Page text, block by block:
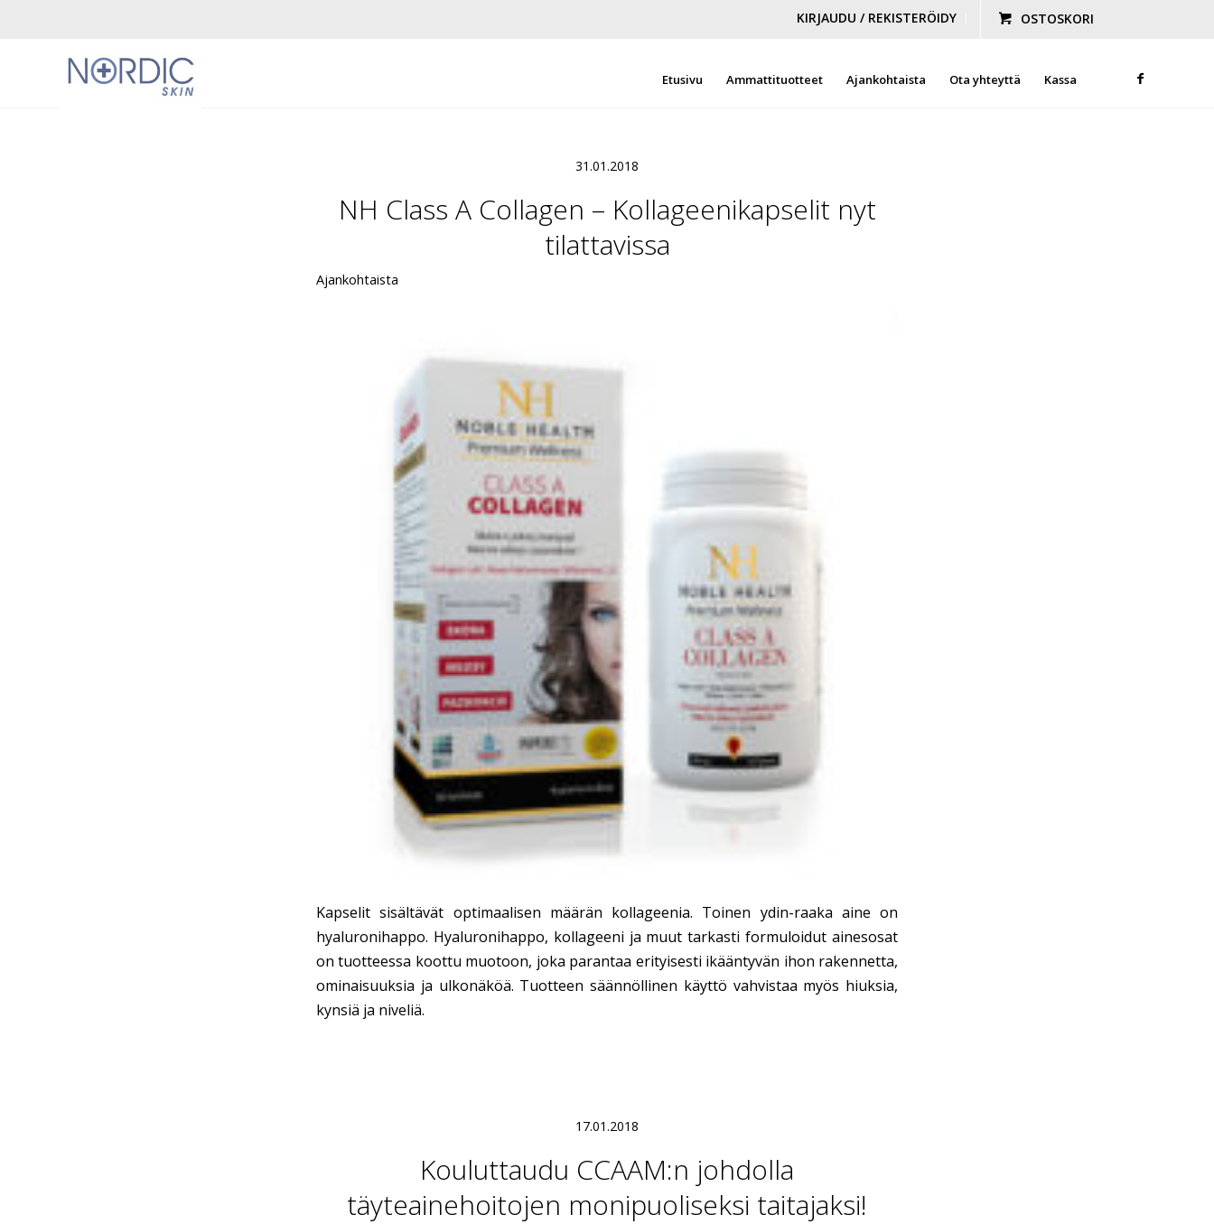
OSTOSKORI
KIRJAUDU / REKISTERÖIDY
Etusivu Ammattituotteet Ajankohtaista Ota yhteyttä Kassa
31.01.2018
NH Class A Collagen – Kollageenikapselit nyt
tilattavissa
Ajankohtaista
Kapselit sisältävät optimaalisen määrän kollageenia. Toinen ydin-raaka aine on
hyaluronihappo. Hyaluronihappo, kollageeni ja muut tarkasti formuloidut ainesosat
on tuotteessa koottu muotoon, joka parantaa erityisesti ikääntyvän ihon rakennetta,
ominaisuuksia ja ulkonäköä. Tuotteen säännöllinen käyttö vahvistaa myös hiuksia,
kynsiä ja niveliä.
17.01.2018
Kouluttaudu CCAAM:n johdolla
täyteainehoitojen monipuoliseksi taitajaksi!